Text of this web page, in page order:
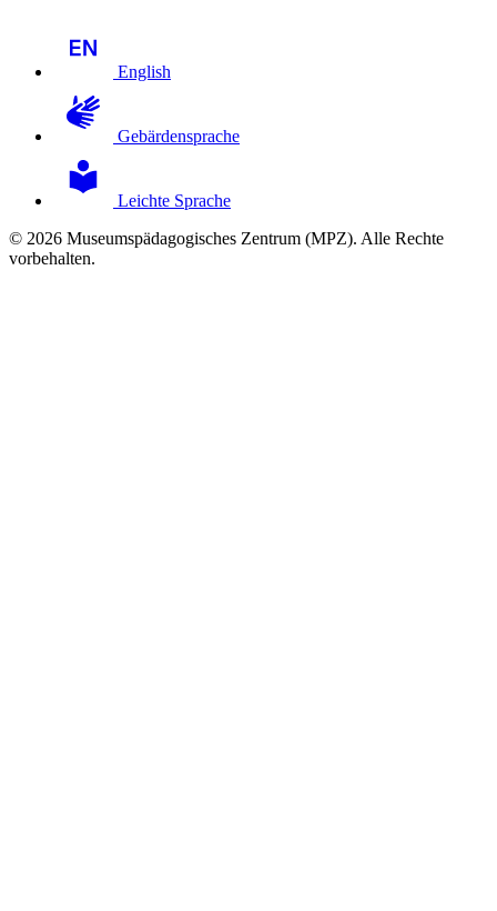
English
Gebärdensprache
Leichte Sprache
© 2026 Museumspädagogisches Zentrum (MPZ). Alle Rechte
vorbehalten.